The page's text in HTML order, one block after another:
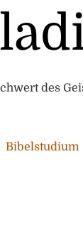
des
Bibelstudium